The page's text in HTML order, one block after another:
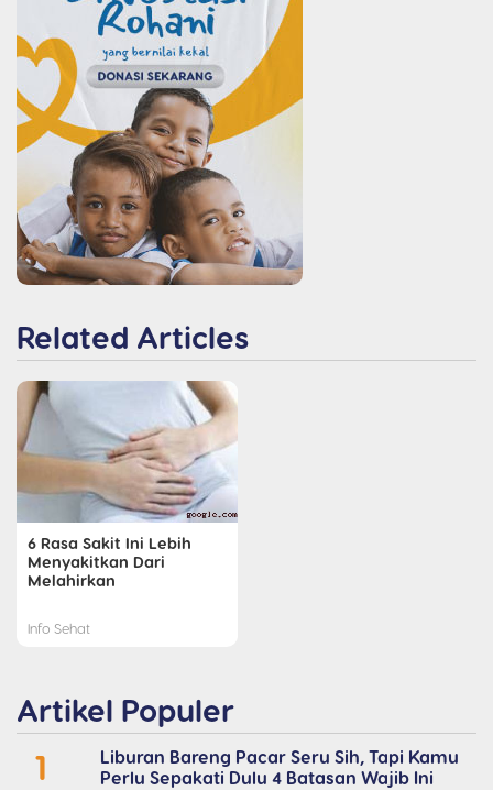
Related Articles
6 Rasa Sakit Ini Lebih
Menyakitkan Dari
Melahirkan
Info Sehat
Artikel Populer
1
Liburan Bareng Pacar Seru Sih, Tapi Kamu
Perlu Sepakati Dulu 4 Batasan Wajib Ini